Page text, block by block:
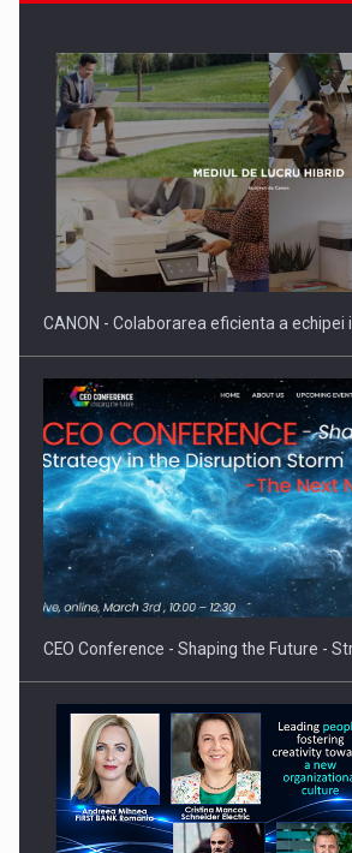
SAPTE PERSONALITATI DIN MEDIUL DE
SI INSTITUTIONAL…
Hard Enduro Piatra Craiului 2026, fueled
CANON - Colaborarea eficienta a echipei
CEO Conference - Shaping the Future -